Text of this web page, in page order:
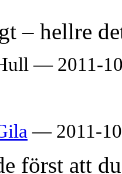
– hellre
— 2011-
— 2011-
först att